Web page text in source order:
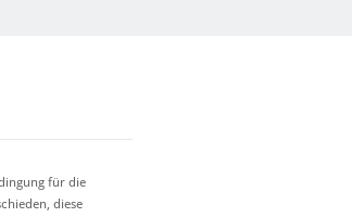
für die
diese